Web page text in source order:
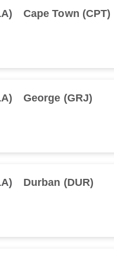
Cape Town (CPT)
George (GRJ)
Durban (DUR)